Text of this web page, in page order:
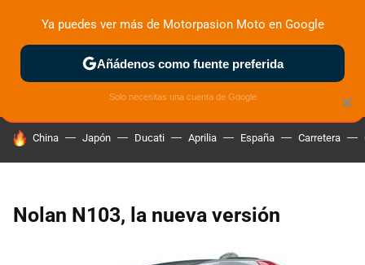
ZONA DE PRUEBAS DEPORTIVAS MOTOS ELÉCTRICAS
HOY SE HABLA DE
China Japón Ducati Aprilia España Carretera
Nolan N103, la nueva versión
×
Ya puedes ver más de Motorpasion Moto en Google
Añádenos como fuente preferida
Solo necesitas una cuenta de Google